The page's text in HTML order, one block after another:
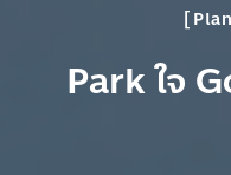
Park ใจ